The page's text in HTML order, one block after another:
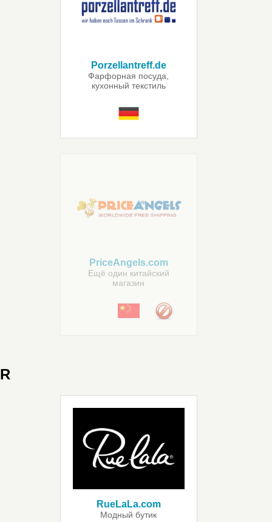
Porzellantreff.de
Фарфорная посуда,
кухонный текстиль
PriceAngels.com
Ещё один китайский
магазин
R
RueLaLa.com
Модный бутик